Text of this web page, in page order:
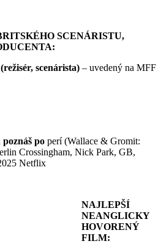
SCENÁRISTU,
scenárista) – uvedený na MFF
po perí (Wallace & Gromit:
Crossingham, Nick Park, GB,
Netflix
NAJLEPŠÍ
NEANGLICKY
HOVORENÝ
FILM: